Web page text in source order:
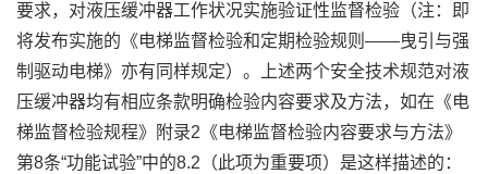
要求，对液压缓冲器工作状况实施验证性监督检验（注：即
将发布实施的《电梯监督检验和定期检验规则——曳引与强
制驱动电梯》亦有同样规定）。上述两个安全技术规范对液
压缓冲器均有相应条款明确检验内容要求及方法，如在《电
梯监督检验规程》附录2《电梯监督检验内容要求与方法》
第8条“功能试验”中的8.2（此项为重要项）是这样描述的：